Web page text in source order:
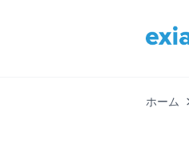
ホーム